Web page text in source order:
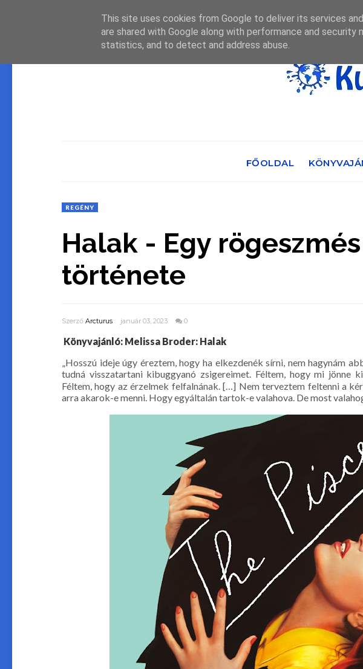
FŐOLDAL
REGÉNY
Halak - Egy
története
Szerző Arcturus január 03, 2023 0
Könyvajánló: Melissa Broder: Halak
„Hosszú ​ideje úgy éreztem, hogy ha elkezdenék sírni, nem hagynám
tudná visszatartani kibuggyanó zsigereimet. Féltem, hogy mi jönne
Féltem, hogy az érzelmek felfalnának. […] Nem terveztem feltenni a
arra akarok-e menni. Hogy egyáltalán tartok-e valahova. De most
This site uses cookies from Google to deliver its services
are shared with Google along with performance and
statistics, and to detect and address abuse.